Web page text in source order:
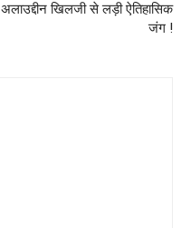
अलाउद्दीन खिलजी से लड़ी ऐतिहासिक
जंग !